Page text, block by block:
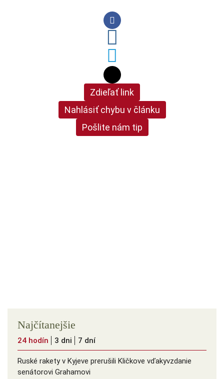
Zdieľať link
Nahlásiť chybu v článku
Pošlite nám tip
Najčítanejšie
24 hodín 3 dni 7 dní
Ruské rakety v Kyjeve prerušili Kličkove vďakyvzdanie
senátorovi Grahamovi